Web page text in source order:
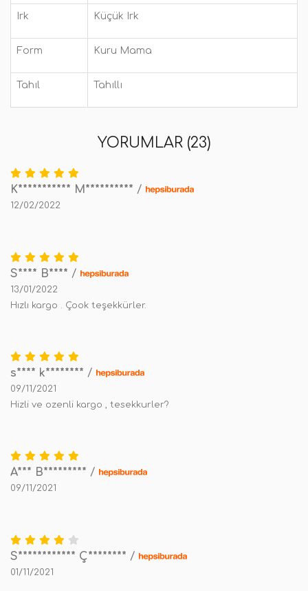
Irk Küçük Irk
Form Kuru Mama
Tahıl Tahıllı
YORUMLAR (23)
K*********** M********** /
12/02/2022
S**** B**** /
13/01/2022
Hızlı kargo . Çook teşekkürler.
s**** k******** /
09/11/2021
Hizli ve ozenli kargo , tesekkurler?
A*** B********* /
09/11/2021
S************ Ç******** /
01/11/2021